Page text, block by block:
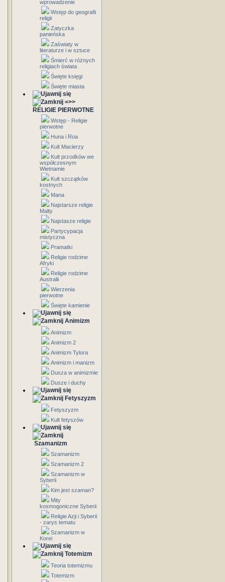
wprowadzenie
Wstęp do geografii
religii
Zatyczka
panieńska
Zaświaty w
literaturze i w sztuce
Śmierć w różnych
religiach świata
Święte księgi
Święte miasta
=>>
RELIGIE PIERWOTNE
Wstęp - Religie
pierwotne
Huna i Roa
Kult Macierzy
Kult przodków we
współczesnym
Wietnamie
Kult szczątków
kostnych
Mana
Najstarsze religie
Malty
Najstasze religie
Partycypacja
mistyczna
Pramatki
Religie rodzime
Afryki
Religie rodzime
Australii
Wierzenia
pierwotne
Święte kamienie
Animizm
Animizm
Animizm 2
Animizm Tylora
Animizm i manizm
Dusza w animizmie
Dusze i duchy
Fetyszyzm
Fetyszyzm
Kult fetyszów
Szamanizm
Szamanizm
Szamanizm 2
Szamanizm w
Syberii
Kim jest szaman?
Mity
kosmogoniczne Syberii
Religie Azji i Syberii
- zarys tematu
Szamanizm w
Korei
Totemizm
Teoria totemizmu
Totemizm